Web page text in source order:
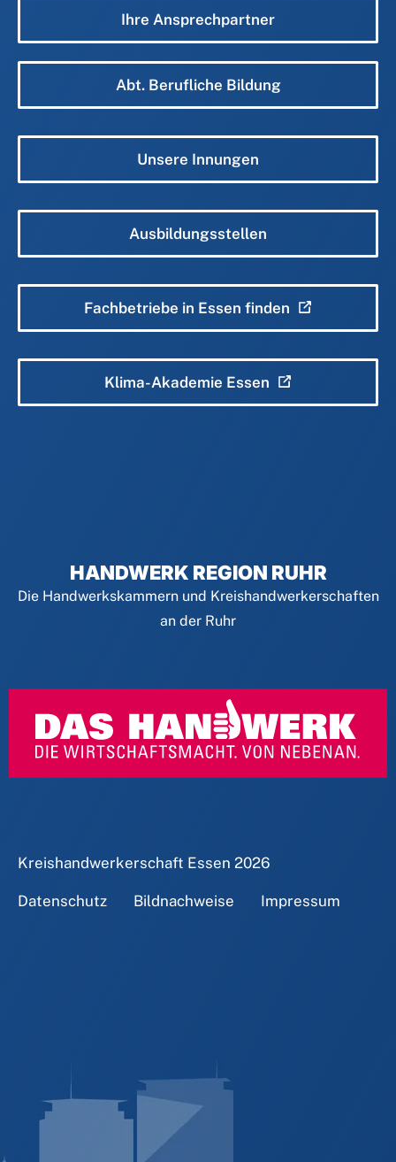
Ihre Ansprechpartner
Abt. Berufliche Bildung
Unsere Innungen
Ausbildungsstellen
Fachbetriebe in Essen finden
Klima-Akademie Essen
HANDWERK REGION RUHR
Die Handwerkskammern und Kreishandwerkerschaften
an der Ruhr
Kreishandwerkerschaft Essen 2026
Datenschutz Bildnachweise Impressum